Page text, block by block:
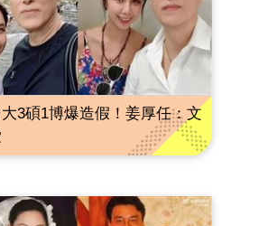
3碩1博爆造假！姜厚任：文